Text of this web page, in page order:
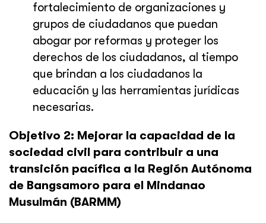
fortalecimiento de organizaciones y
grupos de ciudadanos que puedan
abogar por reformas y proteger los
derechos de los ciudadanos, al tiempo
que brindan a los ciudadanos la
educación y las herramientas jurídicas
necesarias.
Objetivo 2: Mejorar la capacidad de la
sociedad civil para contribuir a una
transición pacífica a la Región Autónoma
de Bangsamoro para el Mindanao
Musulmán (BARMM)